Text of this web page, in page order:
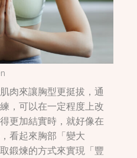
肉來讓胸型更挺拔，通
，可以在一定程度上改
更加結實時，就好像在
看起來胸部「變大
鍛煉的方式來實現「豐